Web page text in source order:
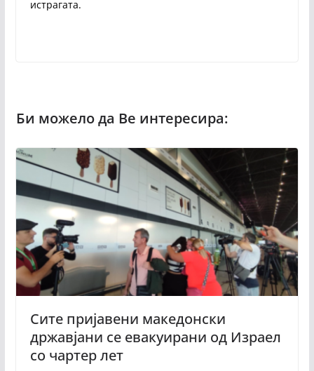
истрагата.
Сите пријавени македонски
државјани се евакуирани од Израел
со чартер лет